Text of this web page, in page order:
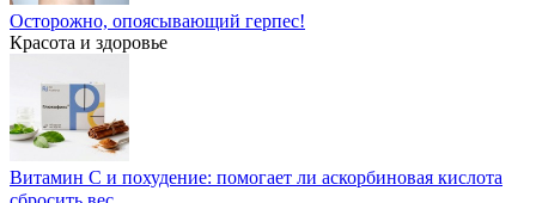
Осторожно, опоясывающий герпес!
Красота и здоровье
Витамин С и похудение: помогает ли аскорбиновая кислота